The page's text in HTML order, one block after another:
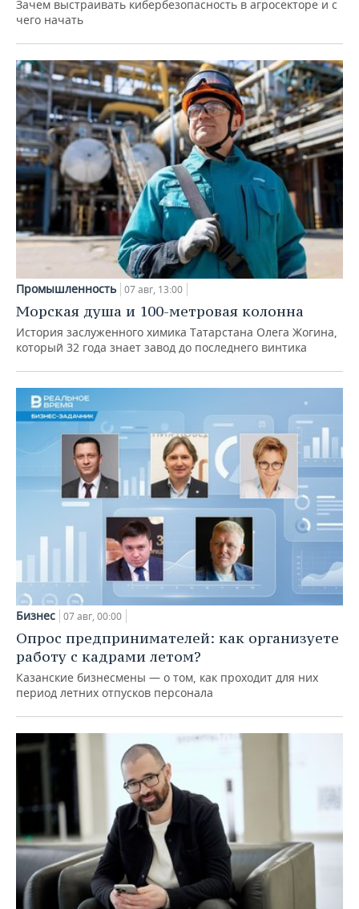
Зачем выстраивать кибербезопасность в агросекторе и с
чего начать
Промышленность 07 авг, 13:00
Морская душа и 100-метровая колонна
История заслуженного химика Татарстана Олега Жогина,
который 32 года знает завод до последнего винтика
Бизнес 07 авг, 00:00
Опрос предпринимателей: как организуете
работу с кадрами летом?
Казанские бизнесмены — о том, как проходит для них
период летних отпусков персонала